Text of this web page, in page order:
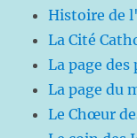
Histoire de
La Cité
La page des
La page du
Le Chœur